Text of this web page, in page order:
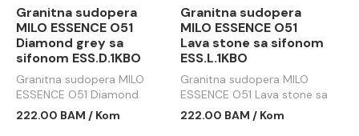
Granitna sudopera
MILO ESSENCE O51
Diamond grey sa
sifonom ESS.D.1KBO
Granitna sudopera MILO
ESSENCE O51 Diamond
grey sa sifonom ESS.D.1KBO
222.00 BAM / Kom
Granitna sudopera
MILO ESSENCE O51
Lava stone sa sifonom
ESS.L.1KBO
Granitna sudopera MILO
ESSENCE O51 Lava stone sa
sifonom ESS.L.1KBO
222.00 BAM / Kom